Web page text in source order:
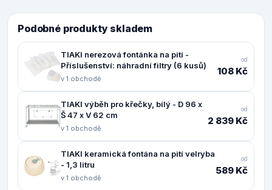
Podobné produkty skladem
TIAKI nerezová fontánka na pití -
Příslušenství: náhradní filtry (6 kusů)
v 1 obchodě
od
108 Kč
TIAKI výběh pro křečky, bílý - D 96 x
Š 47 x V 62 cm
v 1 obchodě
od
2 839 Kč
TIAKI keramická fontána na pití velryba
- 1,3 litru
v 1 obchodě
od
589 Kč